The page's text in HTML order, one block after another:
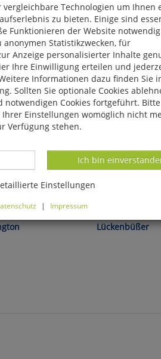
Lückenbüßer
vergleichbare Technologien um Ihnen
zu bieten. Einige sind
Funktionieren der Website notwendig
Statistikzwecken, für
Anzeige personalisierter Inhalte
Ihre Einwilligung erteilen und
Informationen dazu finden Sie
Sollten Sie optionale Cookies
notwendigen Cookies fortgeführt. Bitte
Ihrer Einstellungen womöglich nicht
Verfügung stehen.
Datenverarbeitung -
Ich bin
-
Einstellungen
| Impressum
nur mit zwingend notwendigen